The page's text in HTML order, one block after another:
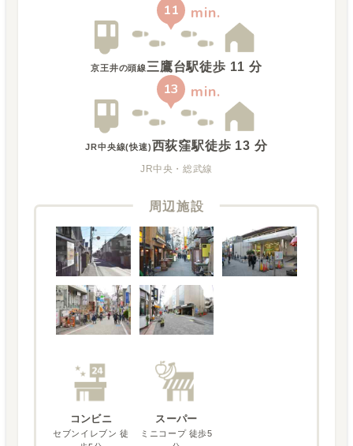
11 min.
京王井の頭線三鷹台駅徒歩 11 分
13 min.
JR中央線(快速)西荻窪駅徒歩 13 分
JR中央・総武線
周辺施設
コンビニ
セブンイレブン 徒
スーパー
ミニコープ 徒歩5